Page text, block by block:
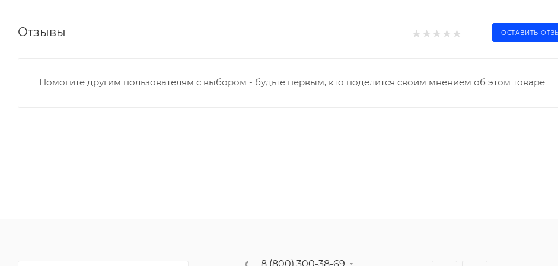
Отзывы ОСТАВИТЬ
Помогите другим пользователям с выбором - будьте первым, кто поделится своим мнением об этом товаре